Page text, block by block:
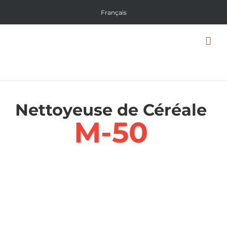
Français
Nettoyeuse de Céréale
M-50